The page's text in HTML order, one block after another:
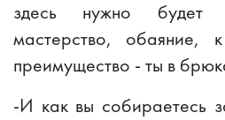
здесь нужно будет
мастерство,
преимущество - ты в
-И как вы собираетесь